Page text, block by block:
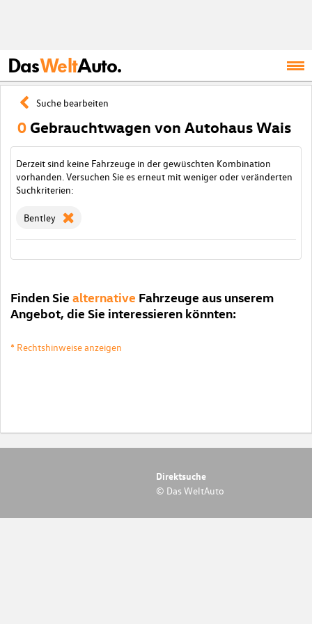
DasWeltAuto.
Suche bearbeiten
0 Gebrauchtwagen von Autohaus Wais
Derzeit sind keine Fahrzeuge in der gewüschten Kombination
vorhanden. Versuchen Sie es erneut mit weniger oder veränderten
Suchkriterien:
Bentley
Finden Sie alternative Fahrzeuge aus unserem
Angebot, die Sie interessieren könnten:
* Rechtshinweise anzeigen
Direktsuche
© Das WeltAuto